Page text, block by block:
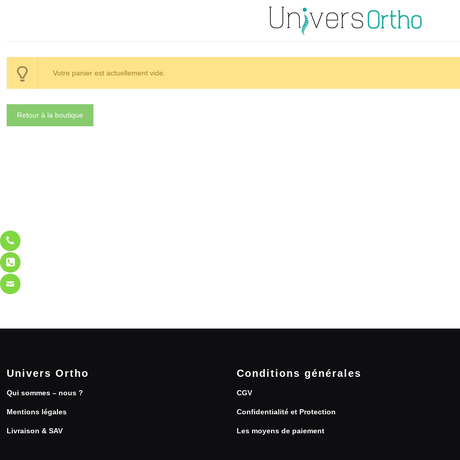
Votre panier est actuellement vide.
Retour à la boutique
Univers Ortho
Qui sommes – nous ?
Mentions légales
Livraison & SAV
Conditions générales
CGV
Confidentialité et Protection
Les moyens de paiement